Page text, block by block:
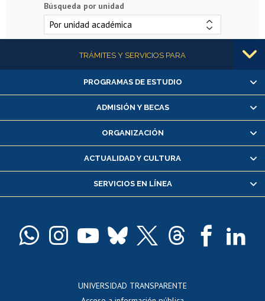
Búsqueda por unidad
Más informaciónTRÁMITES Y SERVICIOS PARA
Alumnas/os y exalumnas/os
Matrícula en línea
Inscripción y cambio de asignaturas
Consulta y certificado de notas
Servicio médico y dental
Pago de arancel y crédito alumnos
Docentes
PROGRAMAS DE ESTUDIO
ADMISIÓN Y BECAS
ORGANIZACIÓN
ACTUALIDAD Y CULTURA
SERVICIOS EN LÍNEA
UNIVERSIDAD TRANSPARENTE